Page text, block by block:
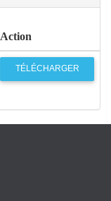
Action
TÉLÉCHARGER